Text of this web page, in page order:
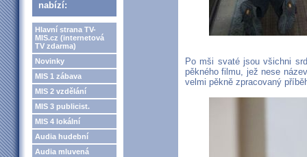
nabízí:
Hlavní strana TV-
MIS.cz (internetová
TV zdarma)
Novinky
MIS 1 zábava
MIS 2 vzdělání
MIS 3 publicist.
MIS 4 lokální
Audia hudební
Audia mluvená
Po mši svaté jsou všichni
pěkného filmu, jež nese
velmi pěkně zpracovaný